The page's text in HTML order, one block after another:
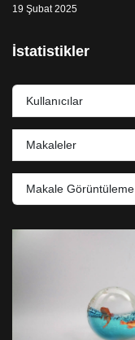
19 Şubat 2025
İstatistikler
Kullanıcılar
Makaleler
Makale Görüntüleme